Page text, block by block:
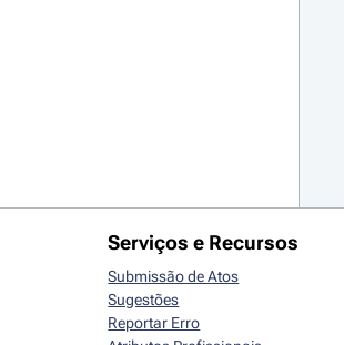
Serviços e Recursos
Submissão de Atos
Sugestões
Reportar Erro